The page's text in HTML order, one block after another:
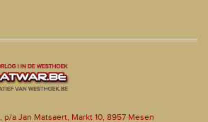
a Jan Matsaert, Markt 10, 8957 Mesen